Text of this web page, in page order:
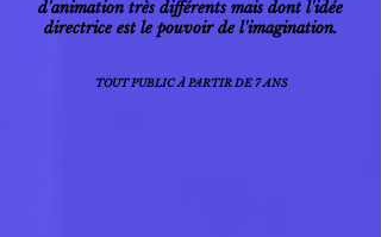
d'animation très différents mais dont l'idée
directrice est le pouvoir de l'imagination.
TOUT PUBLIC À PARTIR DE 7 ANS